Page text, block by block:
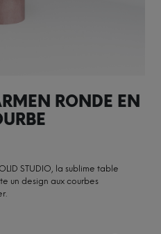
RONDE EN
STUDIO, la sublime table
un design aux courbes